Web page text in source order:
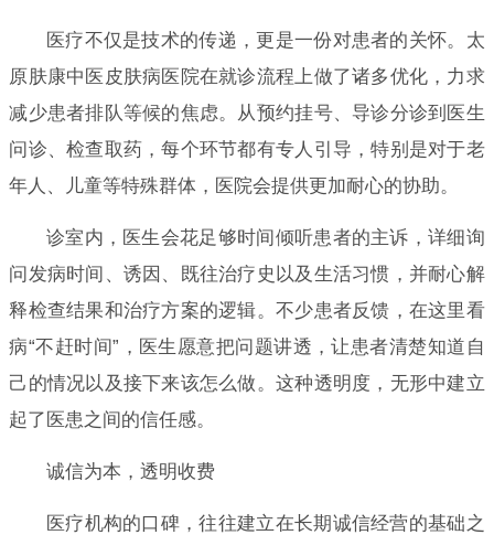
医疗不仅是技术的传递，更是一份对患者的关怀。太
原肤康中医皮肤病医院在就诊流程上做了诸多优化，力求
减少患者排队等候的焦虑。从预约挂号、导诊分诊到医生
问诊、检查取药，每个环节都有专人引导，特别是对于老
年人、儿童等特殊群体，医院会提供更加耐心的协助。
诊室内，医生会花足够时间倾听患者的主诉，详细询
问发病时间、诱因、既往治疗史以及生活习惯，并耐心解
释检查结果和治疗方案的逻辑。不少患者反馈，在这里看
病“不赶时间”，医生愿意把问题讲透，让患者清楚知道自
己的情况以及接下来该怎么做。这种透明度，无形中建立
起了医患之间的信任感。
诚信为本，透明收费
医疗机构的口碑，往往建立在长期诚信经营的基础之